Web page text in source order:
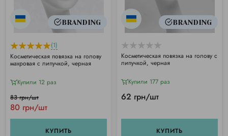
BRANDING
(1)
Косметическая повязка на голову
махровая с липучкой, черная
Купили 12 раз
80 грн/шт
83 грн/шт
КУПИТЬ
BRANDING
Косметическая повязка на голову с
липучкой, черная
Купили 177 раз
62 грн/шт
КУПИТЬ